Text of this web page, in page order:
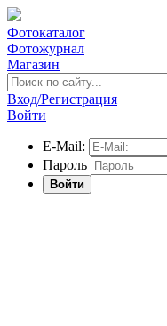
Фотокаталог
Фотожурнал
Магазин
Вход/Регистрация
Войти
E-Mail:
Пароль
Войти